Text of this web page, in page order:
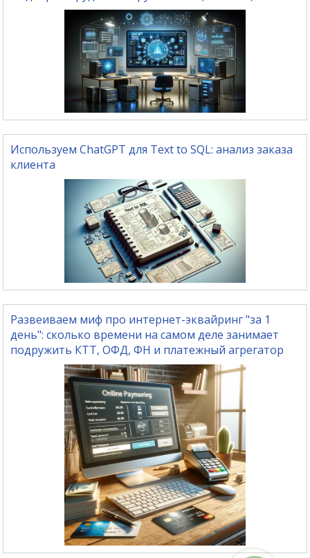
Используем ChatGPT для Text to SQL: анализ заказа
клиента
Развеиваем миф про интернет-эквайринг "за 1
день": сколько времени на самом деле занимает
подружить КТТ, ОФД, ФН и платежный агрегатор